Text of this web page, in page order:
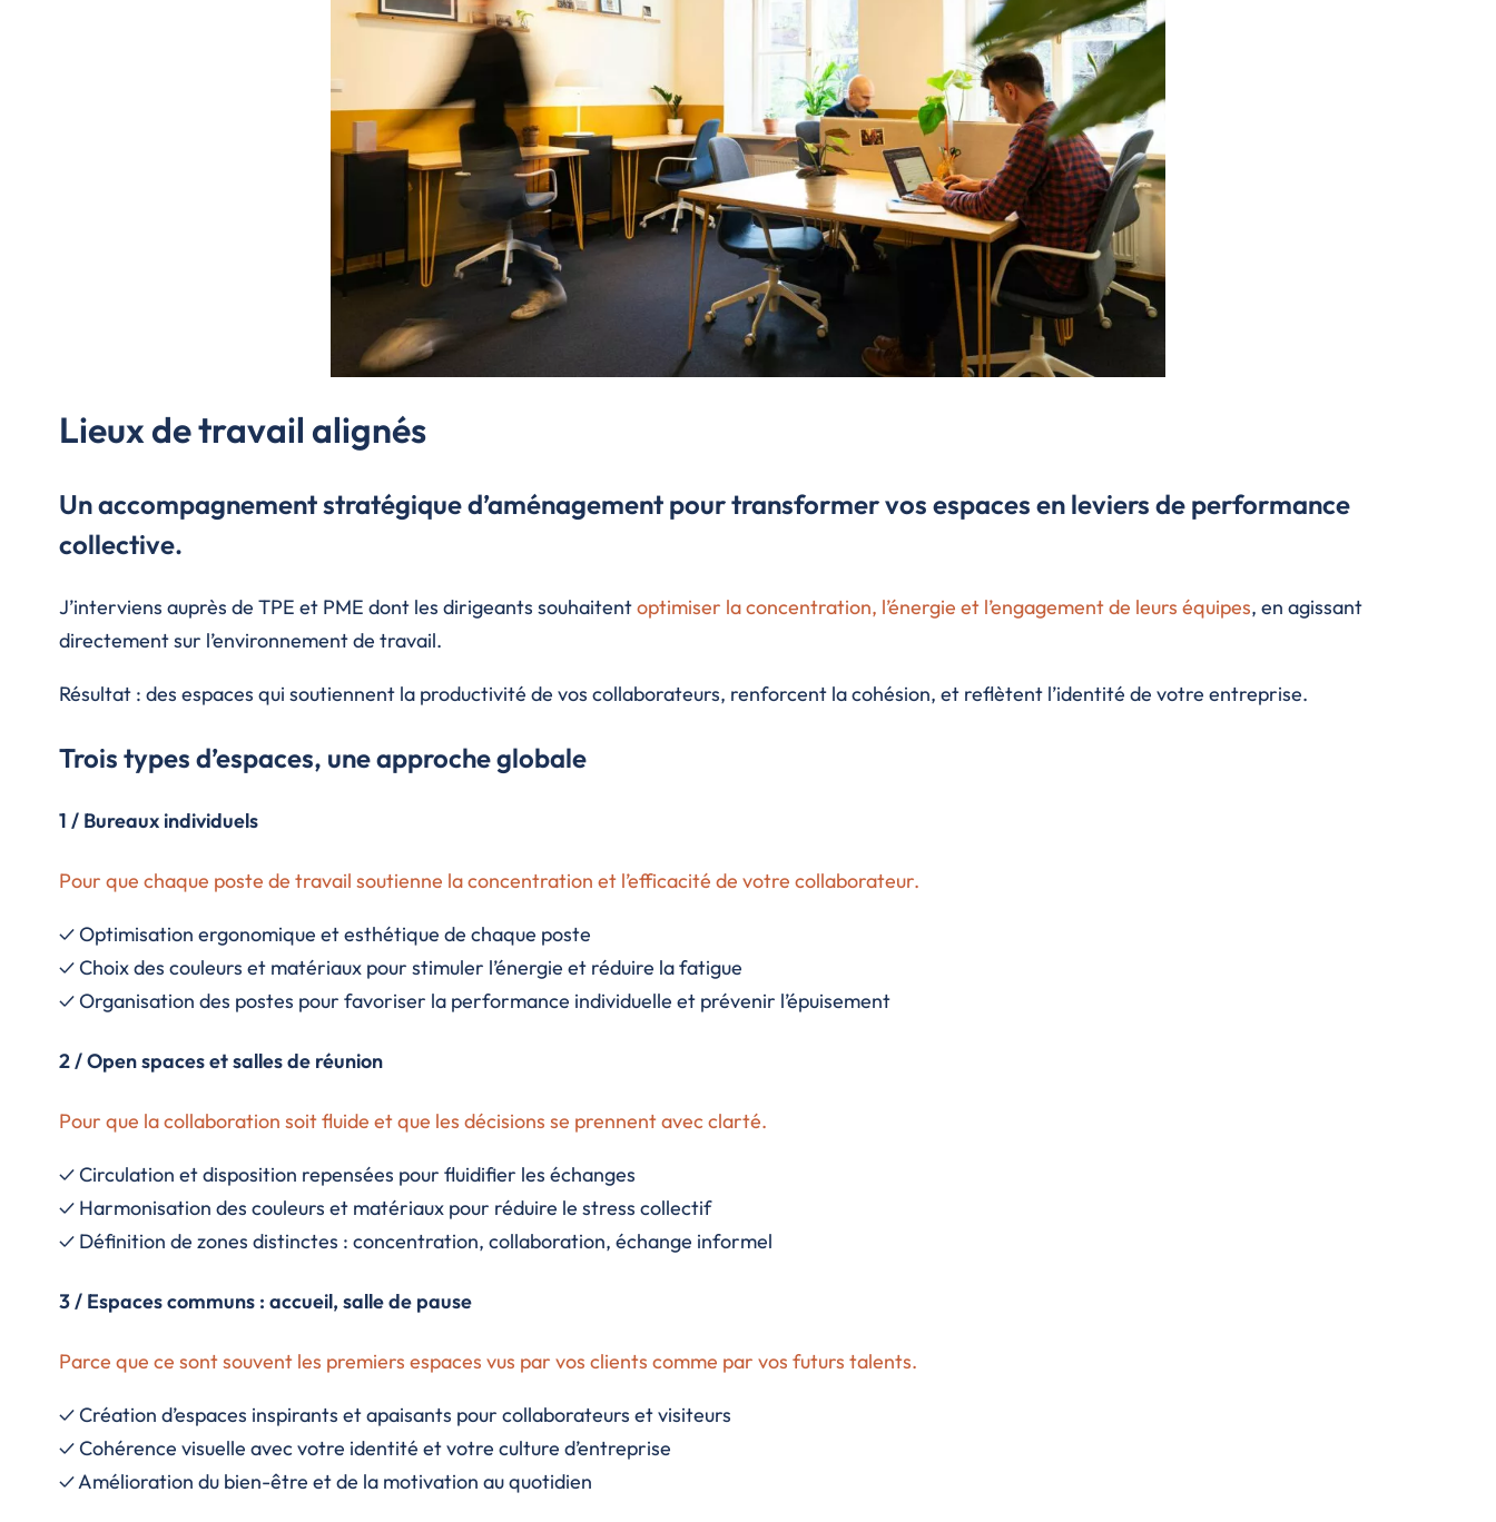
Lieux de travail alignés
Un accompagnement stratégique d’aménagement pour transformer vos espaces en leviers de performance
collective.
J’interviens auprès de TPE et PME dont les dirigeants souhaitentoptimiser la concentration, l’énergie et l’engagement de leurs équipes, en agissant
directement sur l’environnement de travail.
Résultat : des espaces qui soutiennent la productivité de vos collaborateurs, renforcent la cohésion, et reflètent l’identité de votre entreprise.
Trois types d’espaces, une approche globale
1 / Bureaux individuels
Pour que chaque poste de travail soutienne la concentration et l’efficacité de votre collaborateur.
✓ Optimisation ergonomique et esthétique de chaque poste
✓ Choix des couleurs et matériaux pour stimuler l’énergie et réduire la fatigue
✓ Organisation des postes pour favoriser la performance individuelle et prévenir l’épuisement
2 / Open spaces et salles de réunion
Pour que la collaboration soit fluide et que les décisions se prennent avec clarté.
✓ Circulation et disposition repensées pour fluidifier les échanges
✓ Harmonisation des couleurs et matériaux pour réduire le stress collectif
✓ Définition de zones distinctes : concentration, collaboration, échange informel
3 / Espaces communs : accueil, salle de pause
Parce que ce sont souvent les premiers espaces vus par vos clients comme par vos futurs talents.
✓ Création d’espaces inspirants et apaisants pour collaborateurs et visiteurs
✓ Cohérence visuelle avec votre identité et votre culture d’entreprise
✓ Amélioration du bien-être et de la motivation au quotidien